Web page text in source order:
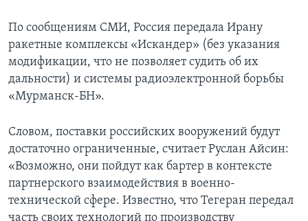
По сообщениям СМИ, Россия передала Ирану
ракетные комплексы «Искандер» (без указания
модификации, что не позволяет судить об их
дальности) и системы радиоэлектронной борьбы
«Мурманск-БН».
Словом, поставки российских вооружений будут
достаточно ограниченные, считает Руслан Айсин:
«Возможно, они пойдут как бартер в контексте
партнерского взаимодействия в военно-
технической сфере. Известно, что Тегеран передал
часть своих технологий по производству